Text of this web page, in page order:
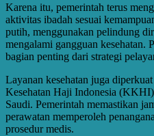
Karena itu, pemerintah terus
aktivitas ibadah sesuai
putih, menggunakan pelindung
mengalami gangguan kesehatan.
bagian penting dari strategi
Layanan kesehatan juga
Kesehatan Haji Indonesia
Saudi. Pemerintah memastikan
perawatan memperoleh
prosedur medis.